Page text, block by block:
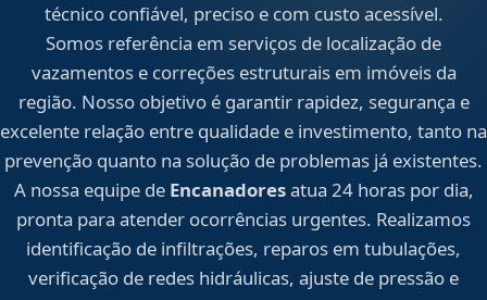
técnico confiável, preciso e com custo acessível.
Somos referência em serviços de localização de
vazamentos e correções estruturais em imóveis da
região. Nosso objetivo é garantir rapidez, segurança e
excelente relação entre qualidade e investimento, tanto na
prevenção quanto na solução de problemas já existentes.
A nossa equipe de Encanadoresatua 24 horas por dia,
pronta para atender ocorrências urgentes. Realizamos
identificação de infiltrações, reparos em tubulações,
verificação de redes hidráulicas, ajuste de pressão e